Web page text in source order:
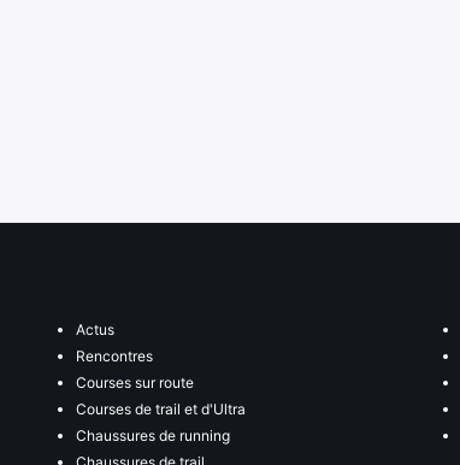
Actus
Rencontres
Courses sur route
Courses de trail et d'Ultra
Chaussures de running